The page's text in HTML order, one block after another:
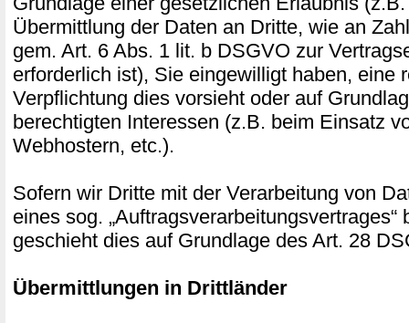
Übermittlung der Daten an Dritte, wie an
gem. Art. 6 Abs. 1 lit. b DSGVO zur
erforderlich ist), Sie eingewilligt haben, eine
Verpflichtung dies vorsieht oder auf
berechtigten Interessen (z.B. beim Einsatz
Webhostern, etc.).
Sofern wir Dritte mit der Verarbeitung von
eines sog. „Auftragsverarbeitungsvertrages“
geschieht dies auf Grundlage des Art. 28
Übermittlungen in Drittländer